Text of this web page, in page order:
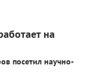
на
посетил научно-